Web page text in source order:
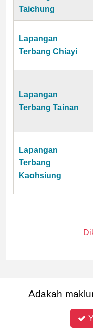
Taichung
Lapangan
Terbang Chiayi
Lapangan
Terbang Tainan
Lapangan
Terbang
Kaohsiung
Adakah